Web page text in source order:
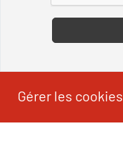
Gérer les cookies